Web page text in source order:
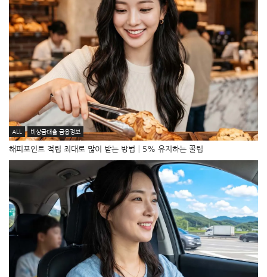
ALL 비상금대출·금융정보
해피포인트 적립 최대로 많이 받는 방법│5% 유지하는 꿀팁